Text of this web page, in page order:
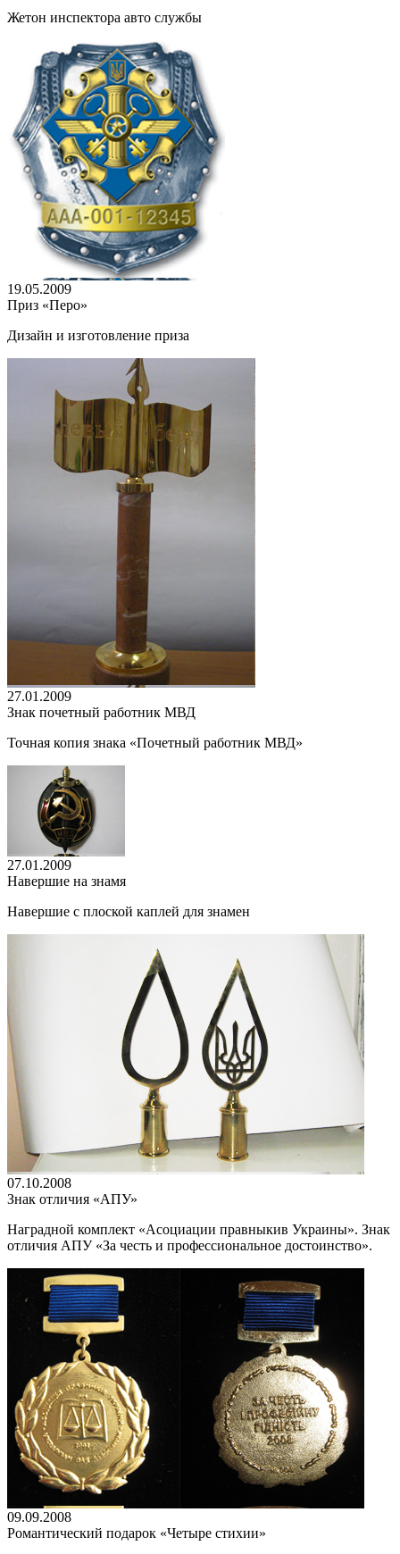
Жетон инспектора авто службы
19.05.2009
Приз «Перо»
Дизайн и изготовление приза
27.01.2009
Знак почетный работник МВД
Точная копия знака «Почетный работник МВД»
27.01.2009
Навершие на знамя
Навершие с плоской каплей для знамен
07.10.2008
Знак отличия «АПУ»
Наградной комплект «Асоциации правныкив Украины». Знак
отличия АПУ «За честь и профессиональное достоинство».
09.09.2008
Романтический подарок «Четыре стихии»